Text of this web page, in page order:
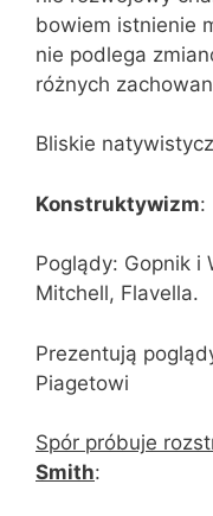
bowiem istnienie
nie podlega
różnych
Bliskie
Konstruktywizm:
Poglądy: Gopnik i
Mitchell, Flavella.
Prezentują
Piagetowi
Spór próbuje
Smith: